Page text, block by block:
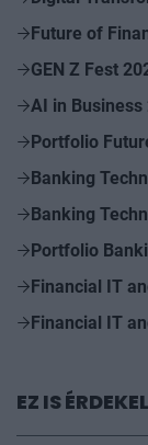
Future of
GEN Z Fest
AI in Business
Portfolio
Banking
Banking
Portfolio
Financial IT
Financial IT
EZ IS